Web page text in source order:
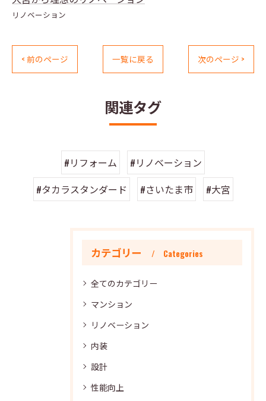
リノベーション
< 前のページ 一覧に戻る 次のページ >
関連タグ
#リフォーム
#リノベーション
#タカラスタンダード
#さいたま市 #大宮
カテゴリー Categories
全てのカテゴリー
マンション
リノベーション
内装
設計
性能向上